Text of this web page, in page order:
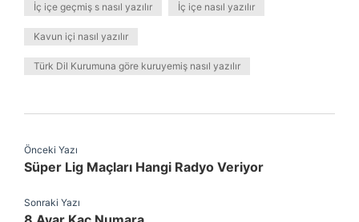
İç içe geçmiş s nasıl yazılır İç içe nasıl yazılır
Kavun içi nasıl yazılır
Türk Dil Kurumuna göre kuruyemiş nasıl yazılır
Önceki Yazı
Süper Lig Maçları Hangi Radyo Veriyor
Sonraki Yazı